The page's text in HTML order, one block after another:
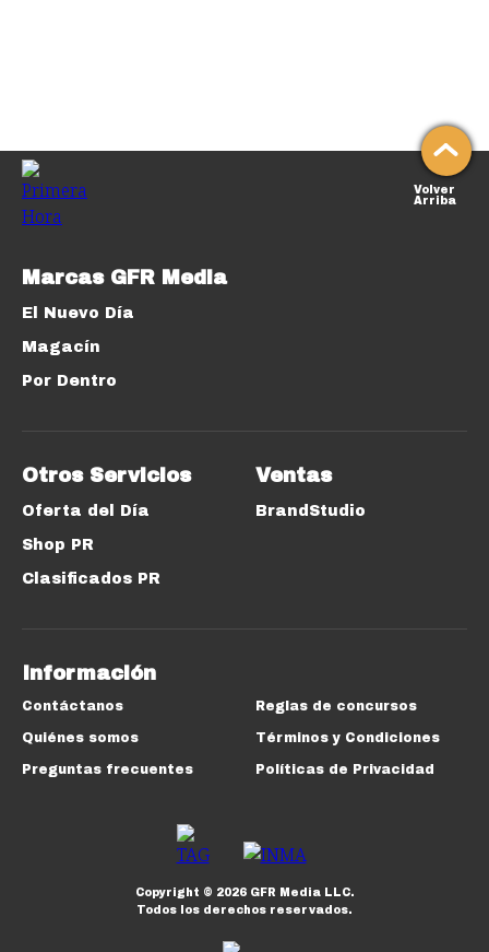
Volver
Arriba
Marcas GFR Media
El Nuevo Día
Magacín
Por Dentro
Otros Servicios
Oferta del Día
Shop PR
Clasificados PR
Ventas
BrandStudio
Información
Contáctanos
Quiénes somos
Preguntas frecuentes
Reglas de concursos
Términos y Condiciones
Políticas de Privacidad
Copyright © 2026GFR Media LLC.
Todos los derechos reservados.